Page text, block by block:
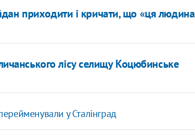
приходити і кричати, що «ця людина
лісу селищу Коцюбинське
у Сталінград